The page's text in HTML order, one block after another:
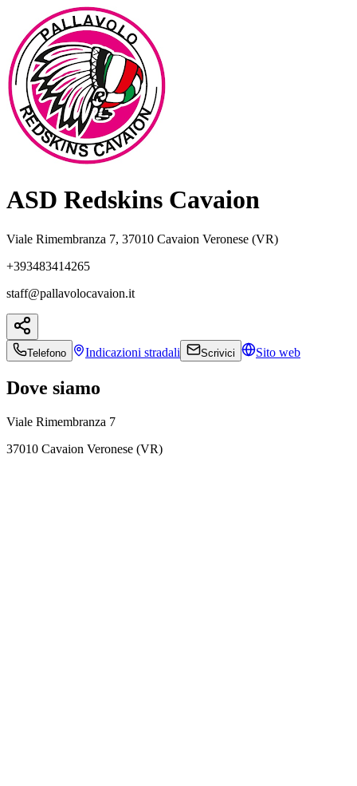
ASD Redskins Cavaion
Viale Rimembranza 7, 37010 Cavaion Veronese (VR)
+393483414265
staff@pallavolocavaion.it
Telefono Indicazioni stradali Scrivici Sito web
Dove siamo
Viale Rimembranza 7
37010 Cavaion Veronese (VR)